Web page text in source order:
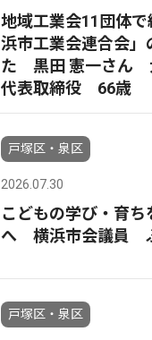
地域工業会11団体
浜市工業会連合会」
た 黒田 憲一さん
代表取締役 66歳
戸塚区・泉区
2026.07.30
こどもの学び・育ち
へ 横浜市会議員
戸塚区・泉区